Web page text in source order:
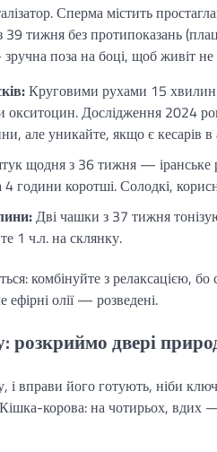
Сперма містить
тижня без протипоказань
поза на боці, щоб живіт
Круговими рухами 15
окситоцин. Дослідження 2024
але уникайте, якщо є кесарів в
щодня з 36 тижня — іранське
години коротші. Солодкі,
Дві чашки з 37 тижня
1 ч.л. на склянку.
комбінуйте з релаксацією,
ефірні олії — розведені.
розкриймо двері
і вправи його готують, ніби
Кішка-корова: на чотирьох,